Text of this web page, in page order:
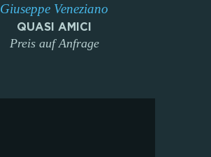
Giuseppe Veneziano
QUASI AMICI
Preis auf Anfrage